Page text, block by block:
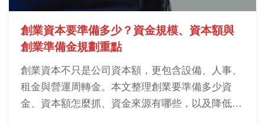
創業資本要準備多少？資金規模、資本額與
創業準備金規劃重點
創業資本不只是公司資本額，更包含設備、人事、
租金與營運周轉金。本文整理創業要準備多少資
金、資本額怎麼抓、資金來源有哪些，以及降低資